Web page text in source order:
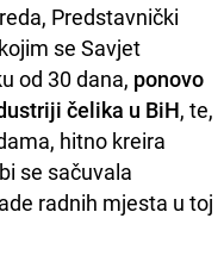
Predstavnički
se Savjet
od 30 dana, ponovo
čelika u BiH, te,
hitno kreira
se sačuvala
radnih mjesta u toj